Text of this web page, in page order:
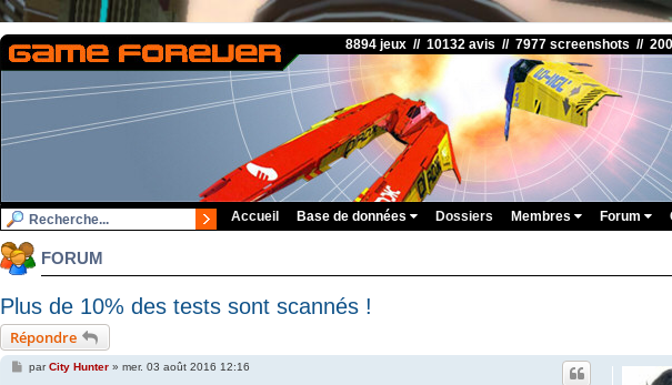
8894 jeux // 10132 avis // 7977 screenshots //
Accueil Base de données Dossiers Membres Forum
FORUM
Plus de 10% des tests sont scannés !
Répondre
MparCity Hunter» mer. 03 août 2016 12:16